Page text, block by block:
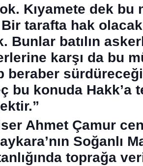
Kıyamete dek bu
tarafta hak
Bunlar batılın
karşı da bu
beraber
bu konuda Hakk’a
Ahmet Çamur
Soğanlı
toprağa